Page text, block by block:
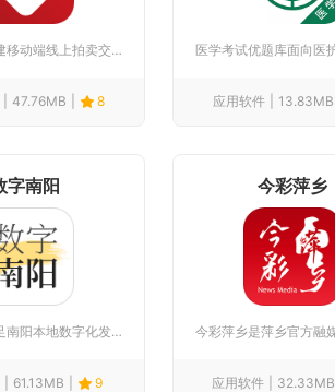
中拍平台搭建移动端线上拍卖交易体系，面向普通买家、资产处置方...
47.76MB 8 应用软件 13.83MB
字南阳
数字南阳立足南阳本地数字化发展需求打造，是融合全民阅读、政务...
61.13MB 9
今彩萍乡
应用软件 32.33MB